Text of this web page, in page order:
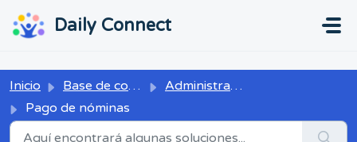
Daily Connect
Inicio Base de conocimientos
Administrador
Pago de nóminas